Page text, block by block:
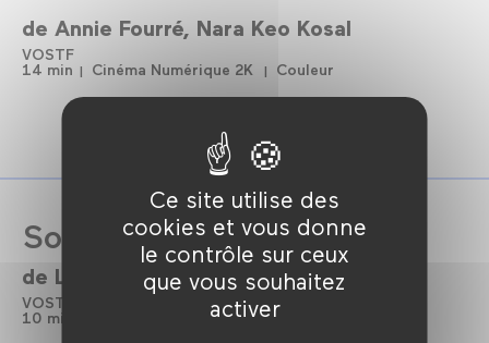
Ce site utilise des
cookies et vous donne
le contrôle sur ceux
que vous souhaitez
activer
de Annie Fourré Nara Keo Kosal
VOSTF
14 min
Cinéma Numérique 2K Couleur
Sounds From the Kitchen
de Lee Phongsavanh
VOSTF
10 min
Cinéma Numérique 2K